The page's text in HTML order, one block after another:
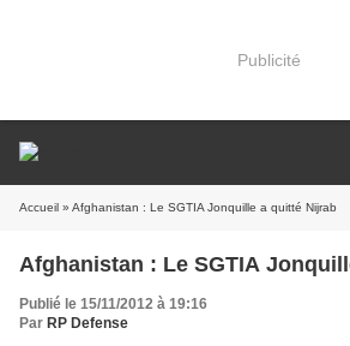
Publicité
Accueil » Afghanistan : Le SGTIA Jonquille a quitté Nijrab
Afghanistan : Le SGTIA
Publié le 15/11/2012 à 19:16
Par RP Defense